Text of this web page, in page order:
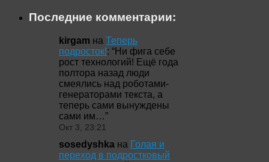
Последние комментарии:
kirgam на Теперь
подросток!: “Ни фига себе
рост технологий! Ещё года
полтора назад люди
смеялись над роботами-
генераторами текста, а
теперь сами вынуждены
сами им…”
Окт 3, 23:21
sosedyshka на Голая и
переход в подростковый